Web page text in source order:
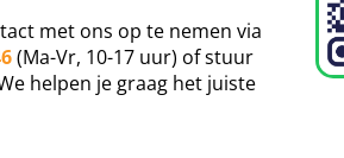
met ons op te nemen via
(Ma-Vr, 10-17 uur) of stuur
helpen je graag het juiste